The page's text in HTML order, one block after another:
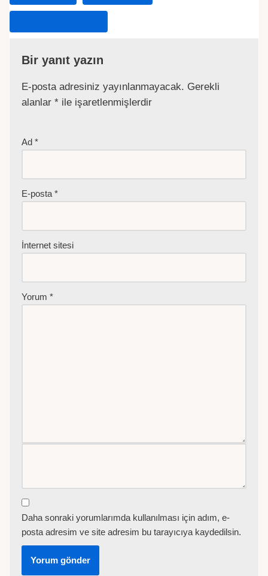
Bir yanıt yazın
E-posta adresiniz yayınlanmayacak. Gerekli
alanlar * ile işaretlenmişlerdir
Ad *
E-posta *
İnternet sitesi
Yorum *
Daha sonraki yorumlarımda kullanılması için adım, e-
posta adresim ve site adresim bu tarayıcıya kaydedilsin.